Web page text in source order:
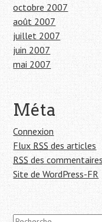
octobre 2007
août 2007
juillet 2007
juin 2007
mai 2007
Méta
Connexion
Flux RSS des articles
RSS des commentaires
Site de WordPress-FR
R